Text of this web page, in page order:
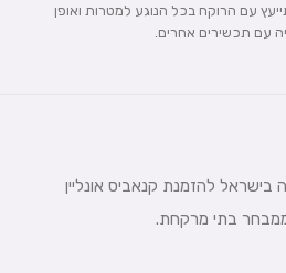
עם הרוקח בכל הנוגע למטרות ואופן
עם תכשירים אחרים.
להזמנת קנאביס אונליין
בתי מרקחת.